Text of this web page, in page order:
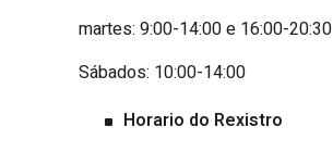
martes: 9:00-14:00 e 16:00-20:30
Sábados: 10:00-14:00
Horario do Rexistro